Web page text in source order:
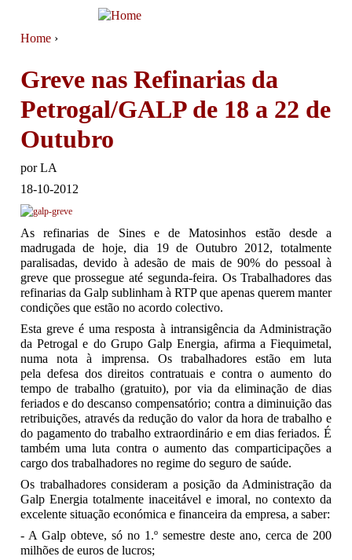
You are here
Home ›
Greve nas Refinarias da
Petrogal/GALP de 18 a 22 de
Outubro
porLA
18-10-2012
As refinarias de Sines e de Matosinhos estão desde a
madrugada de hoje, dia 19 de Outubro 2012, totalmente
paralisadas, devido à adesão de mais de 90% do pessoal à
greve que prossegue até segunda-feira. Os Trabalhadores das
refinarias da Galp sublinham à RTP que apenas querem manter
condições que estão no acordo colectivo.
Esta greve é uma resposta à intransigência da Administração
da Petrogal e do Grupo Galp Energia, afirma a Fiequimetal,
numa nota à imprensa. Os trabalhadores estão em luta
pela defesa dos direitos contratuais e contra o aumento do
tempo de trabalho (gratuito), por via da eliminação de dias
feriados e do descanso compensatório; contra a diminuição das
retribuições, através da redução do valor da hora de trabalho e
do pagamento do trabalho extraordinário e em dias feriados. É
também uma luta contra o aumento das comparticipações a
cargo dos trabalhadores no regime do seguro de saúde.
Os trabalhadores consideram a posição da Administração da
Galp Energia totalmente inaceitável e imoral, no contexto da
excelente situação económica e financeira da empresa, a saber:
- A Galp obteve, só no 1.º semestre deste ano, cerca de 200
milhões de euros de lucros;